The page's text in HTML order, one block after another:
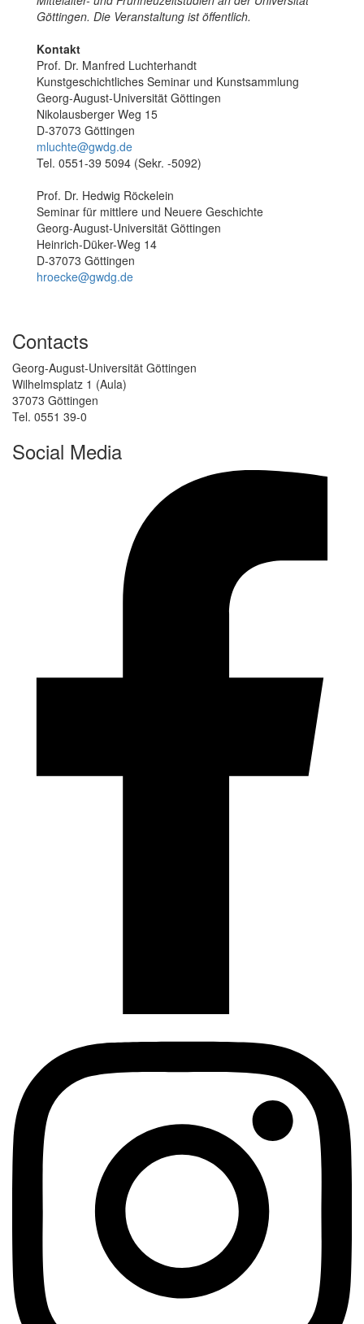
Göttingen. Die Veranstaltung ist öffentlich.
Kontakt
Prof. Dr. Manfred Luchterhandt
Kunstgeschichtliches Seminar und Kunstsammlung
Georg-August-Universität Göttingen
Nikolausberger Weg 15
D-37073 Göttingen
mluchte@gwdg.de
Tel. 0551-39 5094 (Sekr. -5092)
Prof. Dr. Hedwig Röckelein
Seminar für mittlere und Neuere Geschichte
Georg-August-Universität Göttingen
Heinrich-Düker-Weg 14
D-37073 Göttingen
hroecke@gwdg.de
Contacts
Georg-August-Universität Göttingen
Wilhelmsplatz 1 (Aula)
37073 Göttingen
Tel. 0551 39-0
Social Media